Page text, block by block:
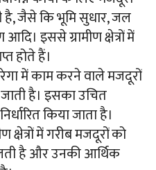
जैसे कि भूमि सुधार, जल
इससे ग्रामीण क्षेत्रों में
होते हैं।
में काम करने वाले मजदूरों
है। इसका उचित
किया जाता है।
क्षेत्रों में गरीब मजदूरों को
है और उनकी आर्थिक